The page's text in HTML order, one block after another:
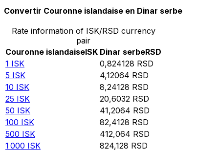
Convertir Couronne islandaise en Dinar serbe
Rate information of ISK/RSD currency
pair
Couronne islandaiseISK Dinar serbeRSD
1 ISK 0,824128 RSD
5 ISK 4,12064 RSD
10 ISK 8,24128 RSD
25 ISK 20,6032 RSD
50 ISK 41,2064 RSD
100 ISK 82,4128 RSD
500 ISK 412,064 RSD
1 000 ISK 824,128 RSD